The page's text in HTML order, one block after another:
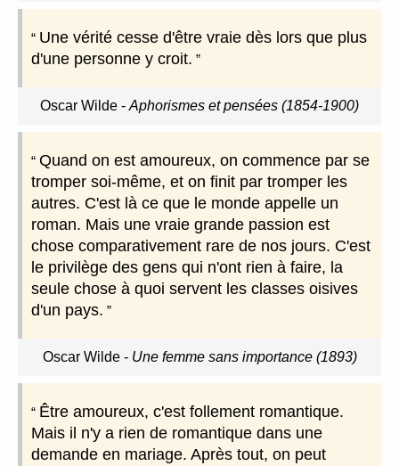
Une vérité cesse d'être vraie dès lors que plus
d'une personne y croit.
Oscar Wilde - Aphorismes et pensées (1854-1900)
Quand on est amoureux, on commence par se
tromper soi-même, et on finit par tromper les
autres. C'est là ce que le monde appelle un
roman. Mais une vraie grande passion est
chose comparativement rare de nos jours. C'est
le privilège des gens qui n'ont rien à faire, la
seule chose à quoi servent les classes oisives
d'un pays.
Oscar Wilde- Une femme sans importance (1893)
Être amoureux, c'est follement romantique.
Mais il n'y a rien de romantique dans une
demande en mariage. Après tout, on peut